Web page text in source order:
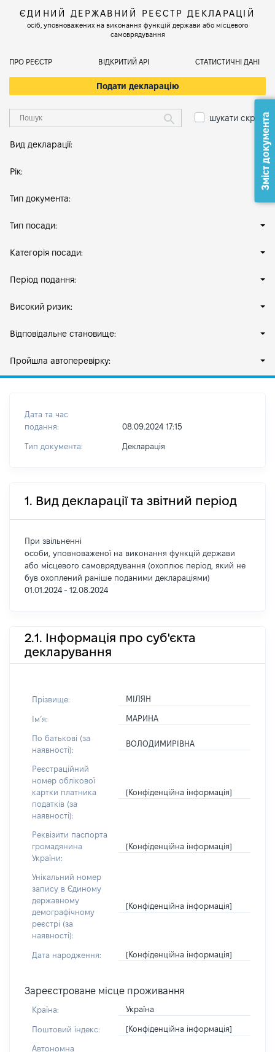
ЄДИНИЙ ДЕРЖАВНИЙ РЕЄСТР ДЕКЛАРАЦІЙ
осіб, уповноважених на виконання функцій держави або місцевого
самоврядування
ПРО РЕЄСТР ВІДКРИТИЙ АРІ СТАТИСТИЧНІ ДАНІ
Подати декларацію
шукати скрізь
Вид декларації:
Рік:
Тип документа:
Тип посади:
Категорія посади:
Період подання:
Високий ризик:
Відповідальне становище:
Пройшла автоперевірку:
Дата та час
подання:
08.09.2024 17:15
Тип документа: Декларація
1. Вид декларації та звітний період
При звільненні
особи, уповноваженої на виконання функцій держави
або місцевого самоврядування (охоплює період, який не
був охоплений раніше поданими деклараціями)
01.01.2024 - 12.08.2024
2.1. Інформація про суб'єкта
декларування
Прізвище: МІЛЯН
Імʼя: МАРИНА
По батькові (за
наявності):
ВОЛОДИМИРІВНА
Реєстраційний
номер облікової
картки платника
податків (за
наявності):
[Конфіденційна інформація]
Реквізити паспорта
громадянина
України:
[Конфіденційна інформація]
Унікальний номер
запису в Єдиному
державному
демографічному
реєстрі (за
наявності):
[Конфіденційна інформація]
Дата народження: [Конфіденційна інформація]
Зареєстроване місце проживання
Країна: Україна
Поштовий індекс: [Конфіденційна інформація]
Автономна
Зміст документа